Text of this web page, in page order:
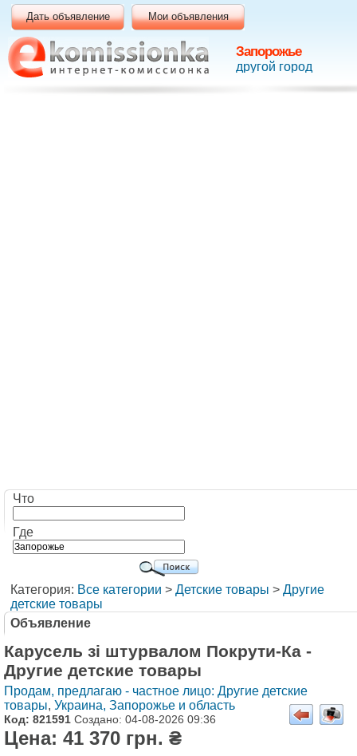
Запорожье
другой город
Дать объявление Мои объявления
Что
Где
Категория: Все категории > Детские товары > Другие
детские товары
Объявление
Карусель зі штурвалом Покрути-Ка -
Другие детские товары
Продам, предлагаю - частное лицо: Другие детские
товары, Украина, Запорожье и область
Код: 821591 Создано: 04-08-2026 09:36
Цена: 41 370 грн. ₴